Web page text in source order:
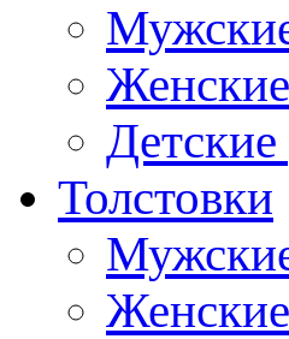
Толстовки